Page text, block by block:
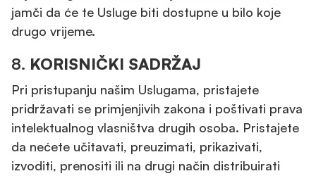
jamči da će te Usluge biti dostupne u bilo koje
drugo vrijeme.
8. KORISNIČKI SADRŽAJ
Pri pristupanju našim Uslugama, pristajete
pridržavati se primjenjivih zakona i poštivati prava
intelektualnog vlasništva drugih osoba. Pristajete
da nećete učitavati, preuzimati, prikazivati,
izvoditi, prenositi ili na drugi način distribuirati